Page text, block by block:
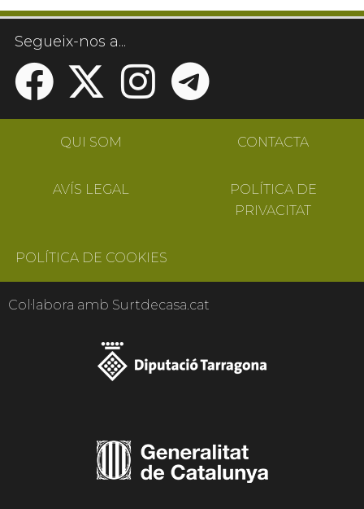
Segueix-nos a...
QUI SOM CONTACTA
AVÍS LEGAL
POLÍTICA DE
PRIVACITAT
POLÍTICA DE COOKIES
Col·labora amb Surtdecasa.cat